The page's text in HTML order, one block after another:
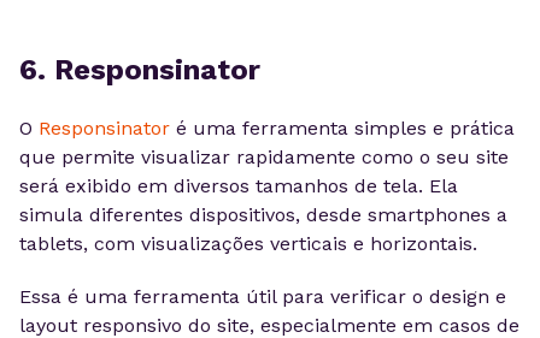
6. Responsinator
O Responsinator é uma ferramenta simples e prática
que permite visualizar rapidamente como o seu site
será exibido em diversos tamanhos de tela. Ela
simula diferentes dispositivos, desde smartphones a
tablets, com visualizações verticais e horizontais.
Essa é uma ferramenta útil para verificar o design e
layout responsivo do site, especialmente em casos de